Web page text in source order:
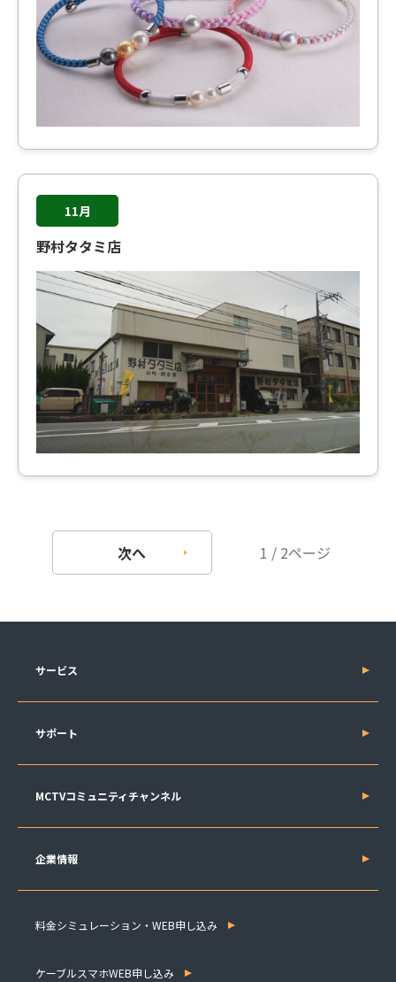
11月
野村タタミ店
1 / 2ページ
次へ
サービス
サポート
MCTVコミュニティチャンネル
企業情報
料金シミュレーション・WEB申し込み
ケーブルスマホWEB申し込み